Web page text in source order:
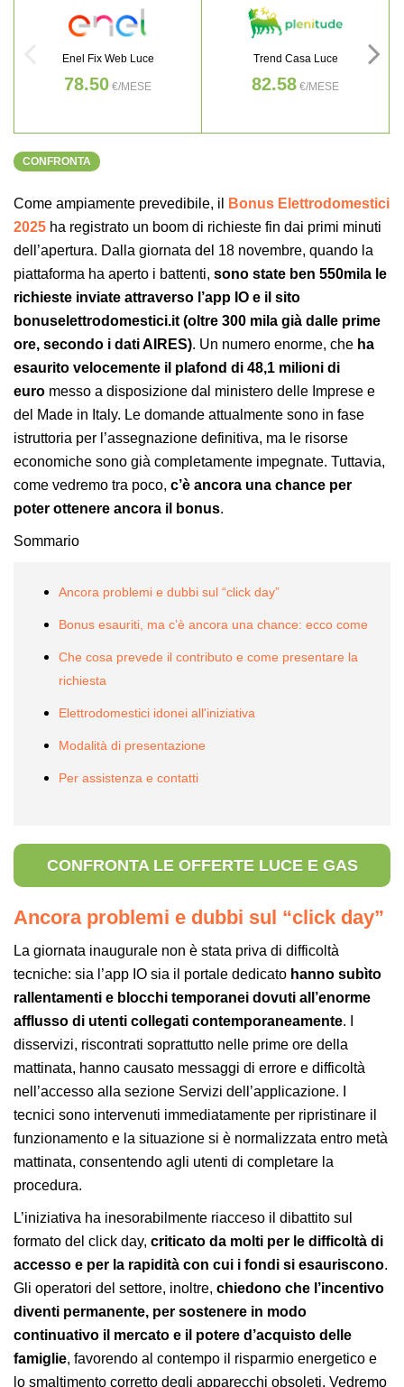
Enel Fix Web Luce
78.50 €/MESE
Trend Casa Luce
82.58 €/MESE
CONFRONTA
Come ampiamente prevedibile, il
Bonus Elettrodomestici
2025 ha registrato un boom di richieste fin dai primi minuti
dell’apertura. Dalla giornata del 18 novembre, quando la
piattaforma ha aperto i battenti, sono state ben 550mila le
richieste inviate attraverso l’app IO e il sito
bonuselettrodomestici.it (oltre 300 mila già dalle prime
ore, secondo i dati AIRES). Un numero enorme, che ha
esaurito velocemente il plafond di 48,1 milioni di
euro messo a disposizione dal ministero delle Imprese e
del Made in Italy. Le domande attualmente sono in fase
istruttoria per l’assegnazione definitiva, ma le risorse
economiche sono già completamente impegnate. Tuttavia,
come vedremo tra poco, c’è ancora una chance per
poter ottenere ancora il bonus.
Sommario
Ancora problemi e dubbi sul “click day”
Bonus esauriti, ma c’è ancora una chance: ecco come
Che cosa prevede il contributo e come presentare la
richiesta
Elettrodomestici idonei all'iniziativa
Modalità di presentazione
Per assistenza e contatti
CONFRONTA LE OFFERTE LUCE E GAS
Ancora problemi e dubbi sul “click day”
La giornata inaugurale non è stata priva di difficoltà
tecniche: sia l’app IO sia il portale dedicato hanno subìto
rallentamenti e blocchi temporanei dovuti all’enorme
afflusso di utenti collegati contemporaneamente. I
disservizi, riscontrati soprattutto nelle prime ore della
mattinata, hanno causato messaggi di errore e difficoltà
nell’accesso alla sezione Servizi dell’applicazione. I
tecnici sono intervenuti immediatamente per ripristinare il
funzionamento e la situazione si è normalizzata entro metà
mattinata, consentendo agli utenti di completare la
procedura.
L’iniziativa ha inesorabilmente riacceso il dibattito sul
formato del click day, criticato da molti per le difficoltà di
accesso e per la rapidità con cui i fondi si esauriscono.
Gli operatori del settore, inoltre, chiedono che l’incentivo
diventi permanente, per sostenere in modo
continuativo il mercato e il potere d’acquisto delle
famiglie, favorendo al contempo il risparmio energetico e
lo smaltimento corretto degli apparecchi obsoleti. Vedremo